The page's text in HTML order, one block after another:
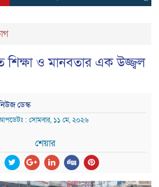
শিক্ষা ও মানবতার এক উজ্জ্বল
ডেস্ক
: সোমবার, ১১ মে, ২০২৬
শেয়ার